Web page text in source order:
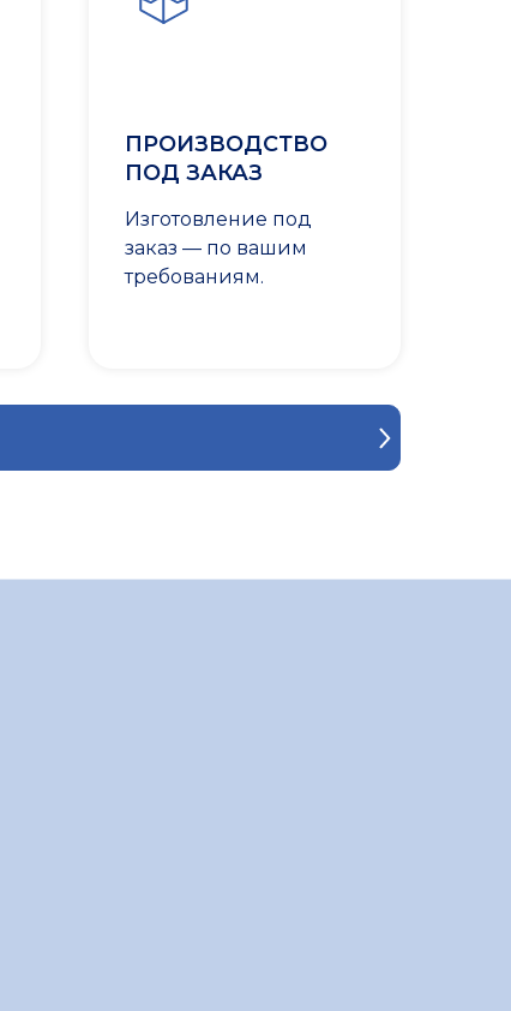
ПРОИЗВОДСТВО
ПОД ЗАКАЗ
Изготовление под
заказ — по вашим
требованиям.